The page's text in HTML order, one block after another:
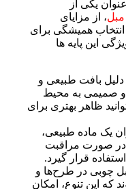
یکی از
مبل، از مزایای
همیشگی برای
این پایه ها
بافت طبیعی و
صمیمی به محیط
ظاهر بهتری برای
یک ماده طبیعی،
در صورت مراقبت
قرار گیرد.
چوبی در طرح‌ها و
که این تنوع، امکان